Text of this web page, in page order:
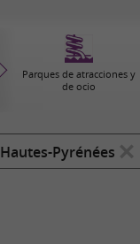
Parques de atracciones y
de ocio
Hautes-Pyrénées